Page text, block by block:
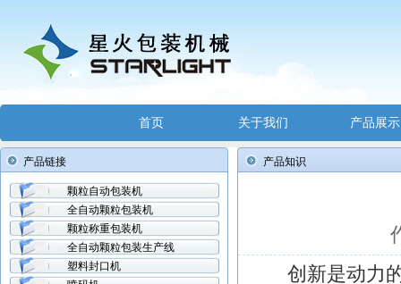
首页 关于我们 产品展示
产品链接
颗粒自动包装机
全自动颗粒包装机
颗粒称重包装机
全自动颗粒包装生产线
塑料封口机
产品知识
创新是动力